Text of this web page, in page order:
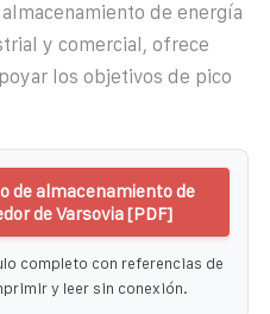
de energía
y comercial, ofrece
los objetivos de pico
de almacenamiento de
de Varsovia [PDF]
completo con referencias de
y leer sin conexión.